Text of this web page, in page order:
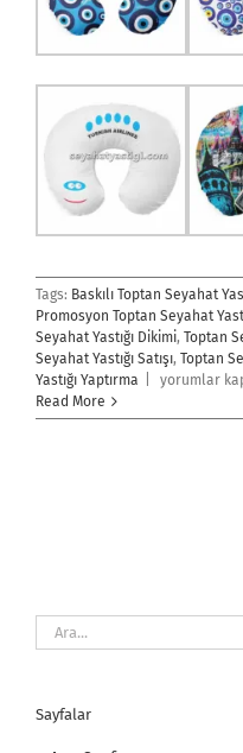
Tags: Baskılı Toptan Seyahat
Promosyon Toptan Seyahat
Seyahat Yastığı Dikimi, Toptan
Seyahat Yastığı Satışı, Toptan
Yastığı Yaptırma
Toptan
Yastığı
yorumlar
Read More
Ara:
Sayfalar